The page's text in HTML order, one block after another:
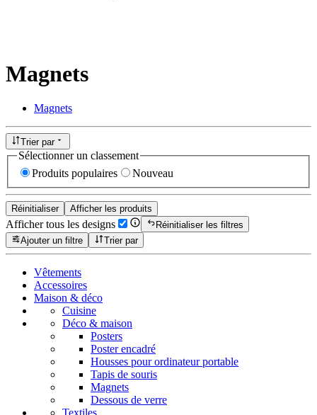
Magnets
Magnets
Trier par
Sélectionner un classement
Produits populaires
Nouveau
Réinitialiser Afficher les produits
Afficher tous les designs
Réinitialiser les filtres
Ajouter un filtre
Trier par
Vêtements
Accessoires
Maison & déco
Cuisine
Déco & maison
Posters
Poster encadré
Housses pour ordinateur portable
Tapis de souris
Magnets
Dessous de verre
Textiles